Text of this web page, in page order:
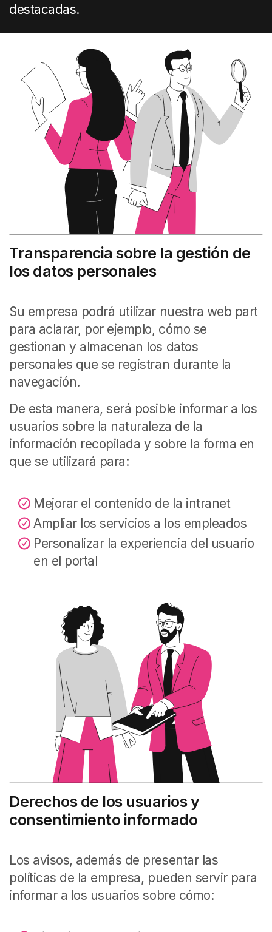
destacadas.
Transparencia sobre la gestión de
los datos personales
Su empresa podrá utilizar nuestra web part
para aclarar, por ejemplo, cómo se
gestionan y almacenan los datos
personales que se registran durante la
navegación.
De esta manera, será posible informar a los
usuarios sobre la naturaleza de la
información recopilada y sobre la forma en
que se utilizará para:
Mejorar el contenido de la intranet
Ampliar los servicios a los empleados
Personalizar la experiencia del usuario
en el portal
Derechos de los usuarios y
consentimiento informado
Los avisos, además de presentar las
políticas de la empresa, pueden servir para
informar a los usuarios sobre cómo: